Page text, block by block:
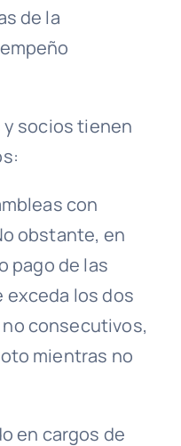
de la
y socios tienen
con
obstante, en
pago de las
exceda los dos
consecutivos,
mientras no
en cargos de